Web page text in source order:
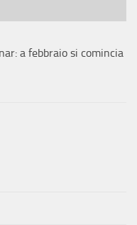
a febbraio si comincia